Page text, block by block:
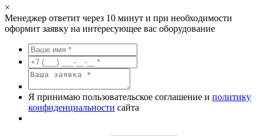
×
Менеджер ответит через 10 минут и при необходимости
оформит заявку на интересующее вас оборудование
Я принимаю пользовательское соглашение и политику
конфиденциальности сайта